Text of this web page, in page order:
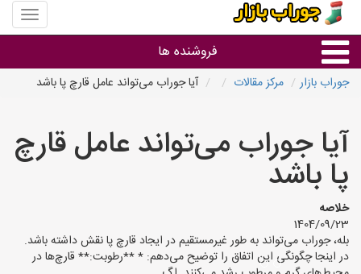
منوی
سایت
بازار
فروشنده ها
استان ها
جوراب بازار مرکز مقالات آیا جوراب‌ می‌تواند عامل قارچ پا باشد
آیا جوراب‌ می‌تواند عامل قارچ
پا باشد
خلاصه
1404/09/23
بله، جوراب می‌تواند به طور غیرمستقیم در ایجاد قارچ پا نقش داشته باشد.
در اینجا چگونگی این اتفاق را توضیح می‌دهم: * **رطوبت:** قارچ‌ها در